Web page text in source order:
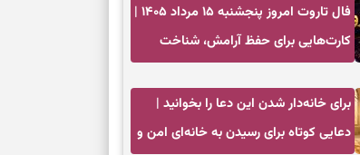
فال تاروت امروز پنجشنبه ۱۵ مرداد ۱۴۰۵ |
کارت‌هایی برای حفظ آرامش، شناخت
برای خانه‌دار شدن این دعا را بخوانید |
دعایی کوتاه برای رسیدن به خانه‌ای امن و